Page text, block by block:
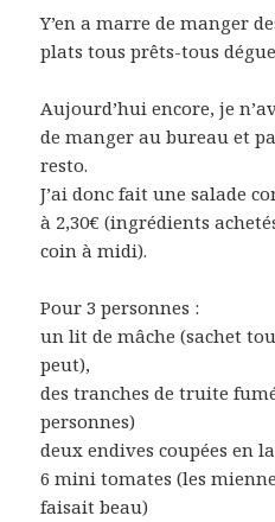
Y’en a marre de manger
plats tous prêts-tous
Aujourd’hui encore, je
de manger au bureau et
resto.
J’ai donc fait une salade
à 2,30€ (ingrédients
coin à midi).
Pour 3 personnes :
un lit de mâche (sachet
peut),
des tranches de truite
personnes)
deux endives coupées en
6 mini tomates (les
faisait beau)